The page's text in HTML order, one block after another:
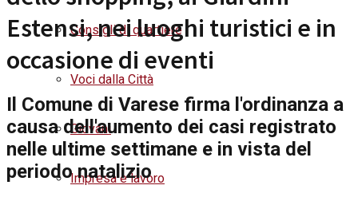
Consigli di quartiere
Voci dalla Città
Giovani
Impresa e lavoro
Estensi, nei luoghi turistici e in
occasione di eventi
Il Comune di Varese firma l'ordinanza a
causa dell'aumento dei casi registrato
nelle ultime settimane e in vista del
periodo natalizio